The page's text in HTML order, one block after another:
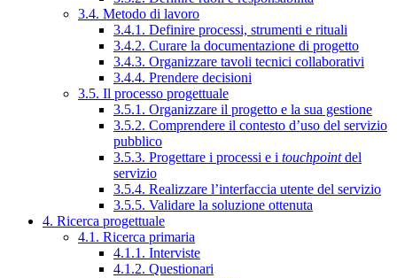
3.4. Metodo di lavoro
3.4.1. Definire processi, strumenti e rituali
3.4.2. Curare la documentazione di progetto
3.4.3. Organizzare tavoli tecnici collaborativi
3.4.4. Prendere decisioni
3.5. Il processo progettuale
3.5.1. Organizzare il progetto e la sua gestione
3.5.2. Comprendere il contesto d’uso del servizio
pubblico
3.5.3. Progettare i processi e i touchpointdel
servizio
3.5.4. Realizzare l’interfaccia utente del servizio
3.5.5. Validare la soluzione ottenuta
4. Ricerca progettuale
4.1. Ricerca primaria
4.1.1. Interviste
4.1.2. Questionari